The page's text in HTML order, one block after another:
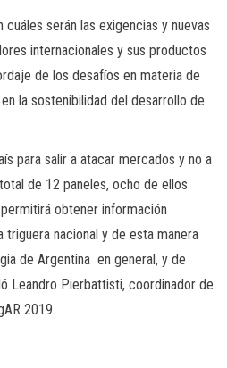
cuáles serán las exigencias y nuevas
internacionales y sus productos
de los desafíos en materia de
la sostenibilidad del desarrollo de
para salir a atacar mercados y no a
de 12 paneles, ocho de ellos
obtener información
nacional y de esta manera
de Argentina en general, y de
Leandro Pierbattisti, coordinador de
2019.